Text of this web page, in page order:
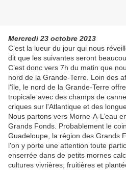
Mercredi 23 octobre 2013
C’est la lueur du jour qui nous
dit que les suivantes seront
C’est donc vers 7h du matin que
nord de la Grande-Terre. Loin des
l'île, le nord de la Grande-Terre
tropicale avec des champs de
criques sur l'Atlantique et des
Nous partons vers Morne-A-L’eau
Grands Fonds. Probablement le
Guadeloupe, la région des Grands
l'on y porte une attention toute
enserrée dans de petits mornes
cultures vivrières, fruitières et